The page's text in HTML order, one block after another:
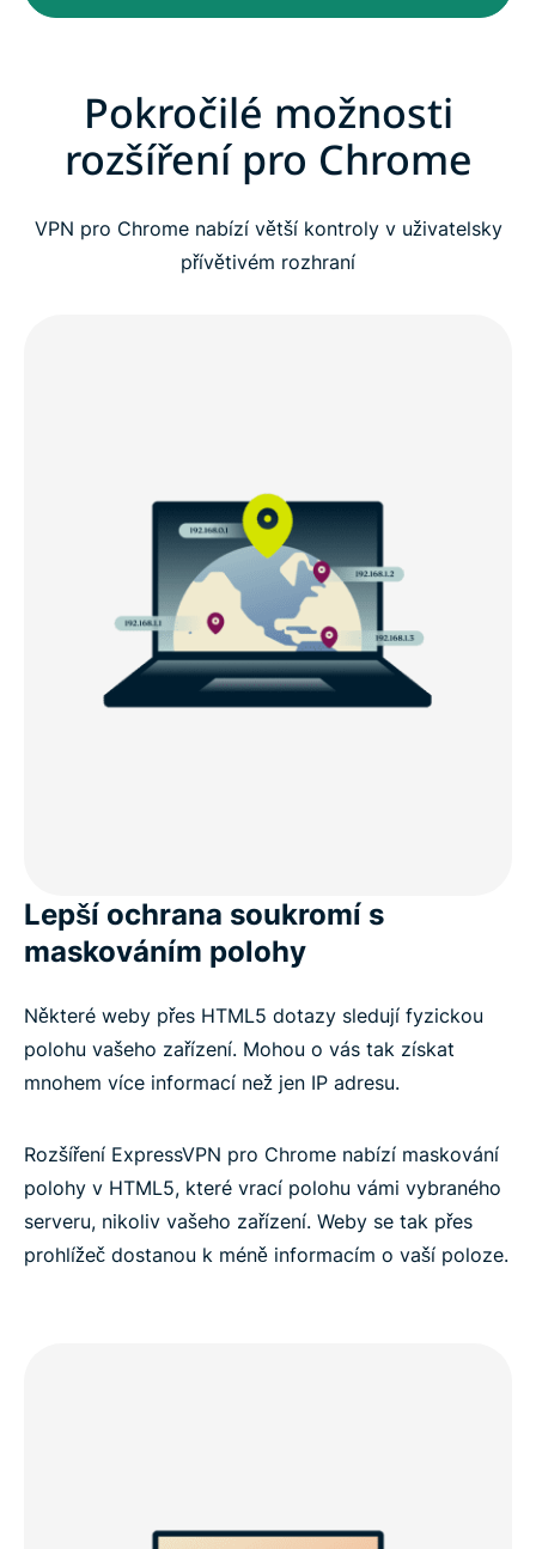
Pokročilé možnosti
rozšíření pro Chrome
VPN pro Chrome nabízí větší kontroly v uživatelsky
přívětivém rozhraní
Lepší ochrana soukromí s
maskováním polohy
Některé weby přes HTML5 dotazy sledují fyzickou
polohu vašeho zařízení. Mohou o vás tak získat
mnohem více informací než jen IP adresu.
Rozšíření ExpressVPN pro Chrome nabízí maskování
polohy v HTML5, které vrací polohu vámi vybraného
serveru, nikoliv vašeho zařízení. Weby se tak přes
prohlížeč dostanou k méně informacím o vaší poloze.